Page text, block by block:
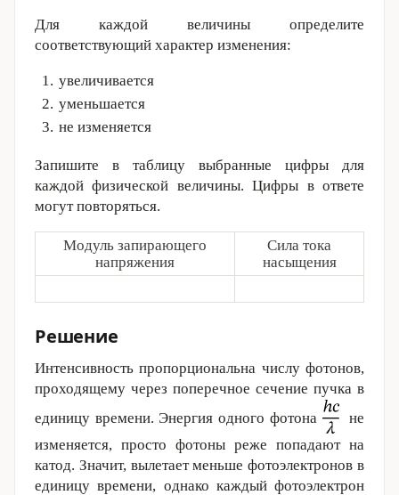
Для каждой величины определите
соответствующий характер изменения:
увеличивается
уменьшается
не изменяется
Запишите в таблицу выбранные цифры для
каждой физической величины. Цифры в ответе
могут повторяться.
Модуль запирающего
напряжения
Сила тока
насыщения
Решение
Интенсивность пропорциональна числу фотонов,
проходящему через поперечное сечение пучка в
единицу времени. Энергия одного фотона
не
изменяется, просто фотоны реже попадают на
катод. Значит, вылетает меньше фотоэлектронов в
единицу времени, однако каждый фотоэлектрон